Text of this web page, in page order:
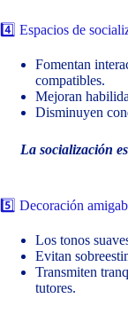
4️⃣ Espacios de
Fomentan
compatibles.
Mejoran
Disminuyen
La socialización
5️⃣ Decoración
Los tonos
Evitan
Transmiten
tutores.